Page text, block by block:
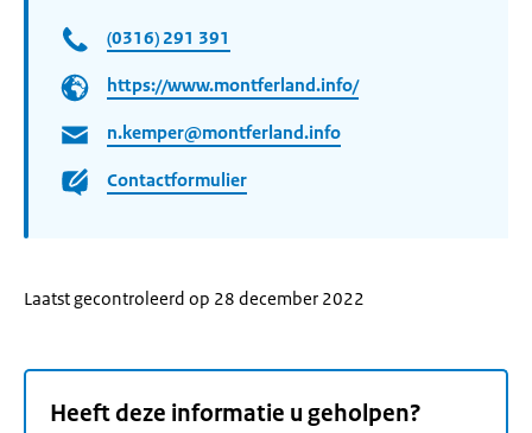
(0316) 291 391
https://www.montferland.info/
n.kemper@montferland.info
Contactformulier
Laatst gecontroleerd op 28 december 2022
Heeft deze informatie u geholpen?